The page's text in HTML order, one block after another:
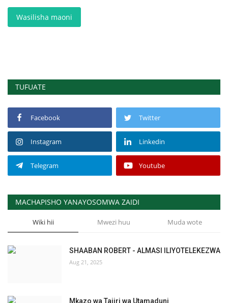
Wasilisha maoni
TUFUATE
Facebook Twitter
Instagram Linkedin
Telegram Youtube
MACHAPISHO YANAYOSOMWA ZAIDI
Wiki hii Mwezi huu Muda wote
SHAABAN ROBERT - ALMASI ILIYOTELEKEZWA
Aug 21, 2025
Mkazo wa Tajiri wa Utamaduni